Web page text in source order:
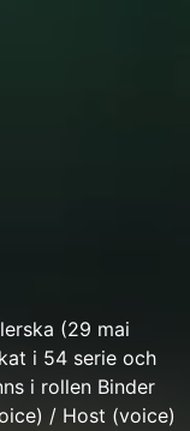
(29 mai
i 54 serie och
i rollen Binder
/ Host (voice)